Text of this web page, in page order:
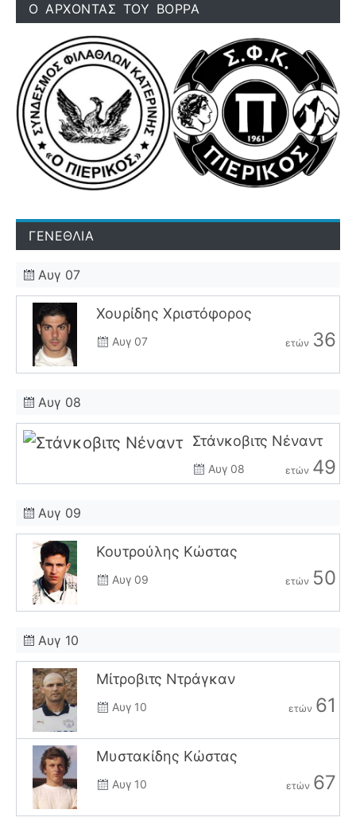
Ο ΑΡΧΟΝΤΑΣ ΤΟΥ ΒΟΡΡΑ
ΓΕΝΕΘΛΙΑ
Αυγ 07
Χουρίδης Χριστόφορος
Αυγ 07 ετών 36
Αυγ 08
Στάνκοβιτς Νέναντ
Αυγ 08 ετών 49
Αυγ 09
Κουτρούλης Κώστας
Αυγ 09 ετών 50
Αυγ 10
Μίτροβιτς Ντράγκαν
Αυγ 10 ετών 61
Μυστακίδης Κώστας
Αυγ 10 ετών 67